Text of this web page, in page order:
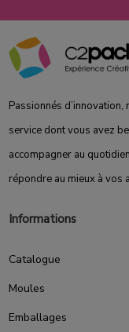
Passionnés
service dont vous avez
accompagner au
répondre au mieux à vos
Informations
Catalogue
Moules
Emballages